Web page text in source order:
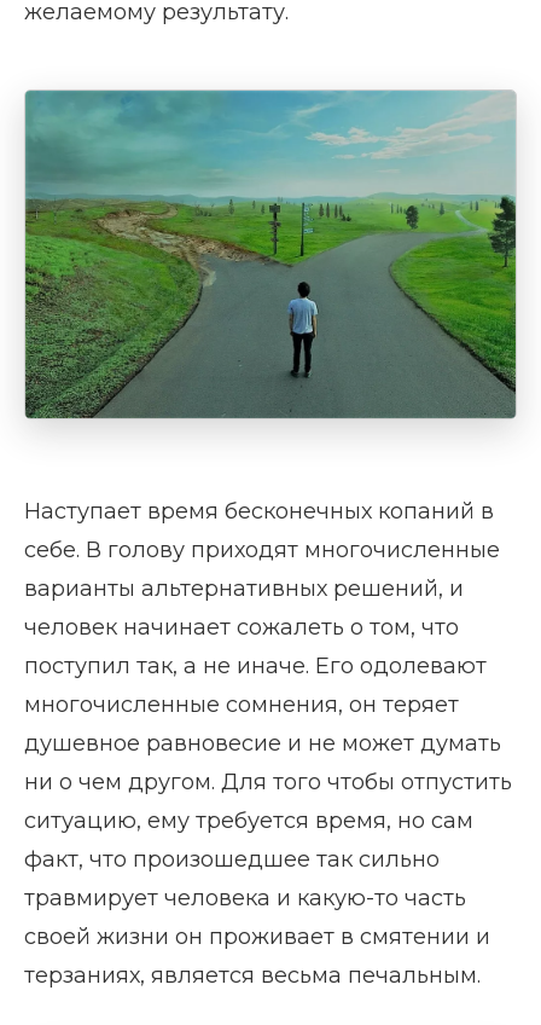
желаемому результату.
Наступает время бесконечных копаний в
себе. В голову приходят многочисленные
варианты альтернативных решений, и
человек начинает сожалеть о том, что
поступил так, а не иначе. Его одолевают
многочисленные сомнения, он теряет
душевное равновесие и не может думать
ни о чем другом. Для того чтобы отпустить
ситуацию, ему требуется время, но сам
факт, что произошедшее так сильно
травмирует человека и какую-то часть
своей жизни он проживает в смятении и
терзаниях, является весьма печальным.